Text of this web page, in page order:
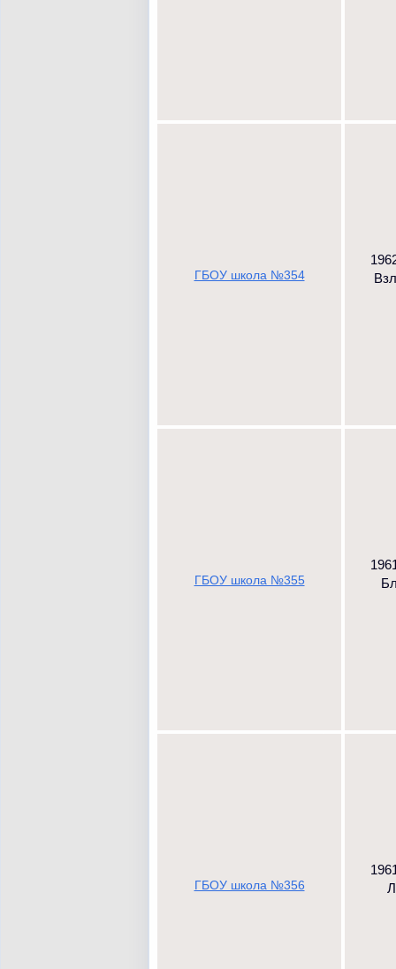
ГБОУ школа №354
ГБОУ школа №355
ГБОУ школа №356